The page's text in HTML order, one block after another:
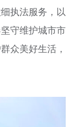
执法服务，以
守维护城市市
众美好生活，